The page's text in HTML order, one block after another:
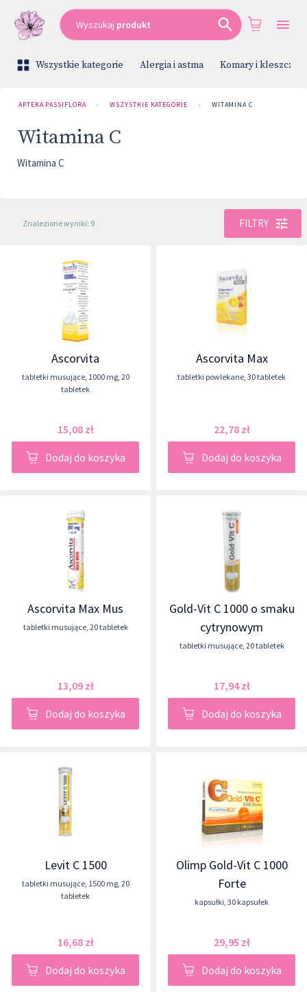
Wyszukaj produkt
Wszystkie kategorie Alergia i astma Komary i kleszcze
APTEKA PASSIFLORA › WSZYSTKIE KATEGORIE › WITAMINA C
Witamina C
Witamina C
Znalezione wyniki: 9 FILTRY
Ascorvita
tabletki musujące, 1000 mg, 20
tabletek
15,08 zł
Dodaj do koszyka
Ascorvita Max
tabletki powlekane, 30 tabletek
22,78 zł
Dodaj do koszyka
Ascorvita Max Mus
tabletki musujące, 20 tabletek
13,09 zł
Dodaj do koszyka
Gold-Vit C 1000 o smaku
cytrynowym
tabletki musujące, 20 tabletek
17,94 zł
Dodaj do koszyka
Levit C 1500
tabletki musujące, 1500 mg, 20
tabletek
16,68 zł
Dodaj do koszyka
Olimp Gold-Vit C 1000
Forte
kapsułki, 30 kapsułek
29,95 zł
Dodaj do koszyka